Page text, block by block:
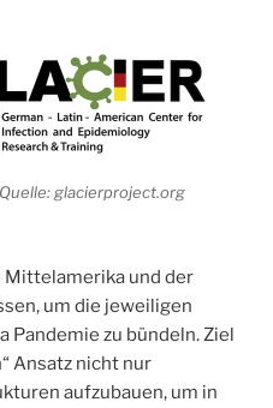
Quelle: glacierproject.org
Mittelamerika und der
um die jeweiligen
Pandemie zu bündeln. Ziel
Ansatz nicht nur
aufzubauen, um in